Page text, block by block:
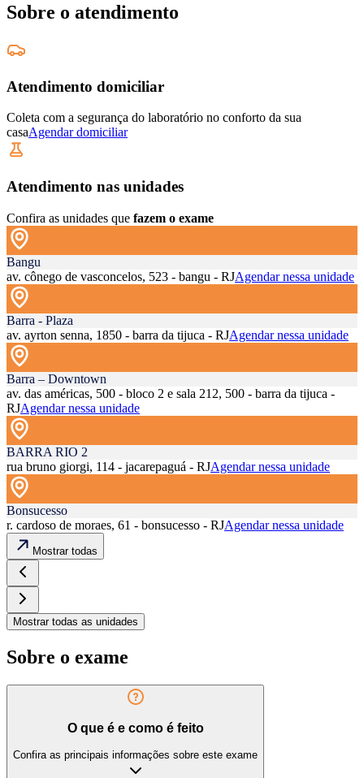
Sobre o atendimento
Atendimento domiciliar
Coleta com a segurança do laboratório no conforto da sua
casaAgendar domiciliar
Atendimento nas unidades
Confira as unidades que fazem o exame
Bangu
av. cônego de vasconcelos, 523 - bangu - RJAgendar nessa unidade
Barra - Plaza
av. ayrton senna, 1850 - barra da tijuca - RJAgendar nessa unidade
Barra – Downtown
av. das américas, 500 - bloco 2 e sala 212, 500 - barra da tijuca -
RJAgendar nessa unidade
BARRA RIO 2
rua bruno giorgi, 114 - jacarepaguá - RJAgendar nessa unidade
Bonsucesso
r. cardoso de moraes, 61 - bonsucesso - RJAgendar nessa unidade
Mostrar todas
Mostrar todas as unidades
Sobre o exame
O que é e como é feito
Confira as principais informações sobre este exame